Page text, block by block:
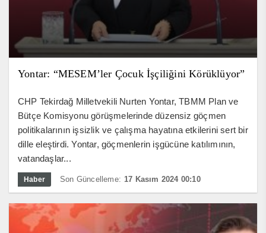
Yontar: “MESEM’ler Çocuk İşçiliğini Körüklüyor”
CHP Tekirdağ Milletvekili Nurten Yontar, TBMM Plan ve
Bütçe Komisyonu görüşmelerinde düzensiz göçmen
politikalarının işsizlik ve çalışma hayatına etkilerini sert bir
dille eleştirdi. Yontar, göçmenlerin işgücüne katılımının,
vatandaşlar...
Haber Son Güncelleme: 17 Kasım 2024 00:10